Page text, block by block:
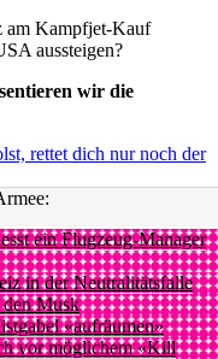
am Kampfjet-Kauf
aussteigen?
wir die
rettet dich nur noch der
ein Flugzeug-Manager
in der Neutralitätsfalle
Musk
«aufräumen»
vor möglichem «Kill